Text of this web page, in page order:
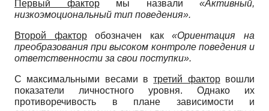
Первый фактормы назвали «Активный,
низкоэмоциональный тип поведения».
Второй факторобозначен как«Ориентация на
преобразования при высоком контроле поведения и
ответственности за свои поступки».
С максимальными весами втретий факторвошли
показатели личностного уровня. Однако их
противоречивость в плане зависимости и